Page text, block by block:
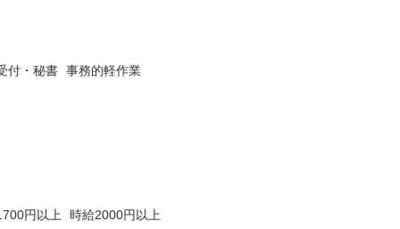
付・秘書 事務的軽作業
円以上 時給2000円以上